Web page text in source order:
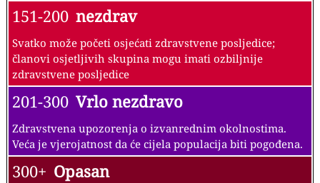
151-200 nezdrav
Svatko može početi osjećati zdravstvene posljedice;
članovi osjetljivih skupina mogu imati ozbiljnije
zdravstvene posljedice
201-300 Vrlo nezdravo
Zdravstvena upozorenja o izvanrednim okolnostima.
Veća je vjerojatnost da će cijela populacija biti pogođena.
300+ Opasan